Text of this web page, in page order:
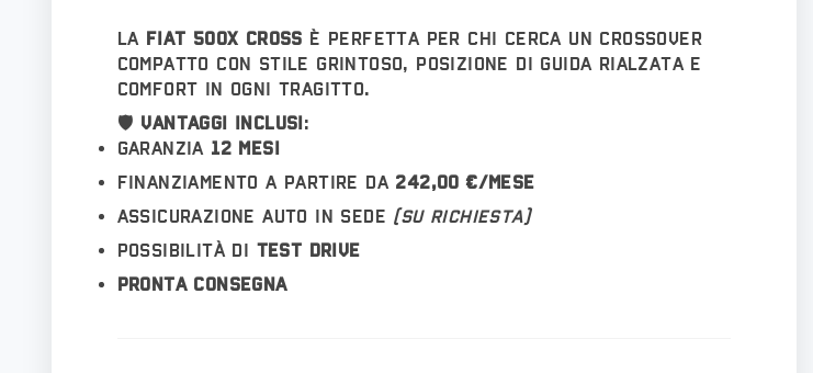
La Fiat 500X Cross è perfetta per chi cerca un crossover
compatto con stile grintoso, posizione di guida rialzata e
comfort in ogni tragitto.
🛡️ Vantaggi inclusi:
Garanzia 12 mesi
Finanziamento a partire da 242,00 €/mese
Assicurazione auto in sede (su richiesta)
Possibilità di test drive
Pronta consegna